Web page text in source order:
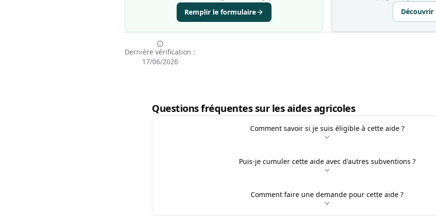
Remplir le formulaire Découvrir
Dernière vérification :
17/06/2026
Questions fréquentes sur les aides agricoles
Comment savoir si je suis éligible à cette aide ?
Puis-je cumuler cette aide avec d'autres subventions ?
Comment faire une demande pour cette aide ?